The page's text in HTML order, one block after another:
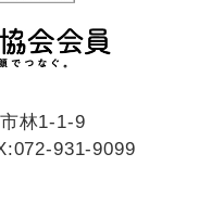
林1-1-9
931-9099